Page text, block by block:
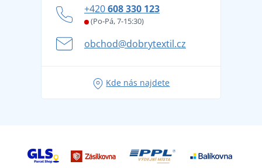
Věrnostní program BONTIS +
Letní dobrodružství začíná balením aneb připravte
se na dovolenou bez starostí
+420608 330 123
(Po-Pá, 7-15:30)
obchod@dobrytextil.cz
Kde nás najdete